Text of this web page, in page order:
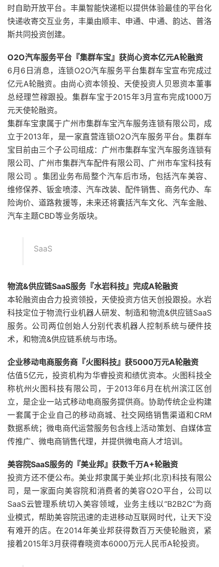
时自助开放平台。丰巢智能快递柜以提供体验最佳的平台化
快递收寄交互业务，丰巢由顺丰、申通、中通、韵达、普洛
斯共同投资创建。
O2O汽车服务平台『集群车宝』获尚心资本亿元A轮融资
6月6日消息，连锁O2O汽车服务平台集群车宝宣布完成过
亿元A轮融资。由尚心资本领投、天使投资人贝恩资本董事
总经理竺稼跟投。集群车宝于2015年3月宣布完成1000万
元天使轮融资。
集群车宝隶属于广州市集群车宝汽车服务连锁有限公司，成
立于2013年，是一家直营连锁O2O汽车服务平台。集群车
宝目前由三个子公司组成：广州市集群车宝汽车服务连锁有
限公司、广州市集群汽车配件有限公司、广州市车宝科技有
限公司 。集团业务布局整个汽车后市场，包括汽车美容、
维修保养、钣金喷漆、汽车改装、配件销售、商务代办、车
险询价、道路救援等，未来还将囊括汽车文化、汽车金融、
汽车主题CBD等业务版块。
SaaS
物流&供应链SaaS服务『水岩科技』完成A轮融资
本轮融资由合力投资领投，天使投资方信天创投跟投。水岩
科技定位于物流行业机器人研发、制造和物流&供应链SaaS
服务。公司两位创始人分别代表机器人控制系统与硬件技
术，和物流&供应链系统与市场。
企业移动电商服务商『火图科技』获5000万元A轮融资
估值5亿元，投资机构为华睿投资和绩优资本。火图科技全
称杭州火图科技有限公司，于2013年6月在杭州滨江区创
立，是企业一站式移动电商服务提供商。协助传统企业构建
一套属于企业自己的移动商城、社交网络销售渠道和CRM
数据系统；微电商代运营服务包含线上活动策划、自媒体宣
传推广、微电商销售代理，并提供微电商人才培训。
美容院SaaS服务的『美业邦』获数千万A+轮融资
投资方还不便公布。美业邦隶属于美业邦(北京)科技有限公
司，是一家面向美容院和消费者的美容O2O平台，公司以
SaaS云管理系统切入美容领域，业务主线以“B2B2C”为商
业模式，帮助美容院迅速的走进移动互联网时代，让天下没
有难开的店。在2014年美业邦获得数百万天使轮融资，紧
接着2015年3月获得春晓资本6000万元人民币A轮投资。